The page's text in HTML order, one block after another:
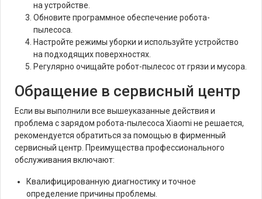
на устройстве.
Обновите программное обеспечение робота-
пылесоса.
Настройте режимы уборки и используйте устройство
на подходящих поверхностях.
Регулярно очищайте робот-пылесос от грязи и мусора.
Обращение в сервисный центр
Если вы выполнили все вышеуказанные действия и
проблема с зарядом робота-пылесоса Xiaomi не решается,
рекомендуется обратиться за помощью в фирменный
сервисный центр. Преимущества профессионального
обслуживания включают:
Квалифицированную диагностику и точное
определение причины проблемы.